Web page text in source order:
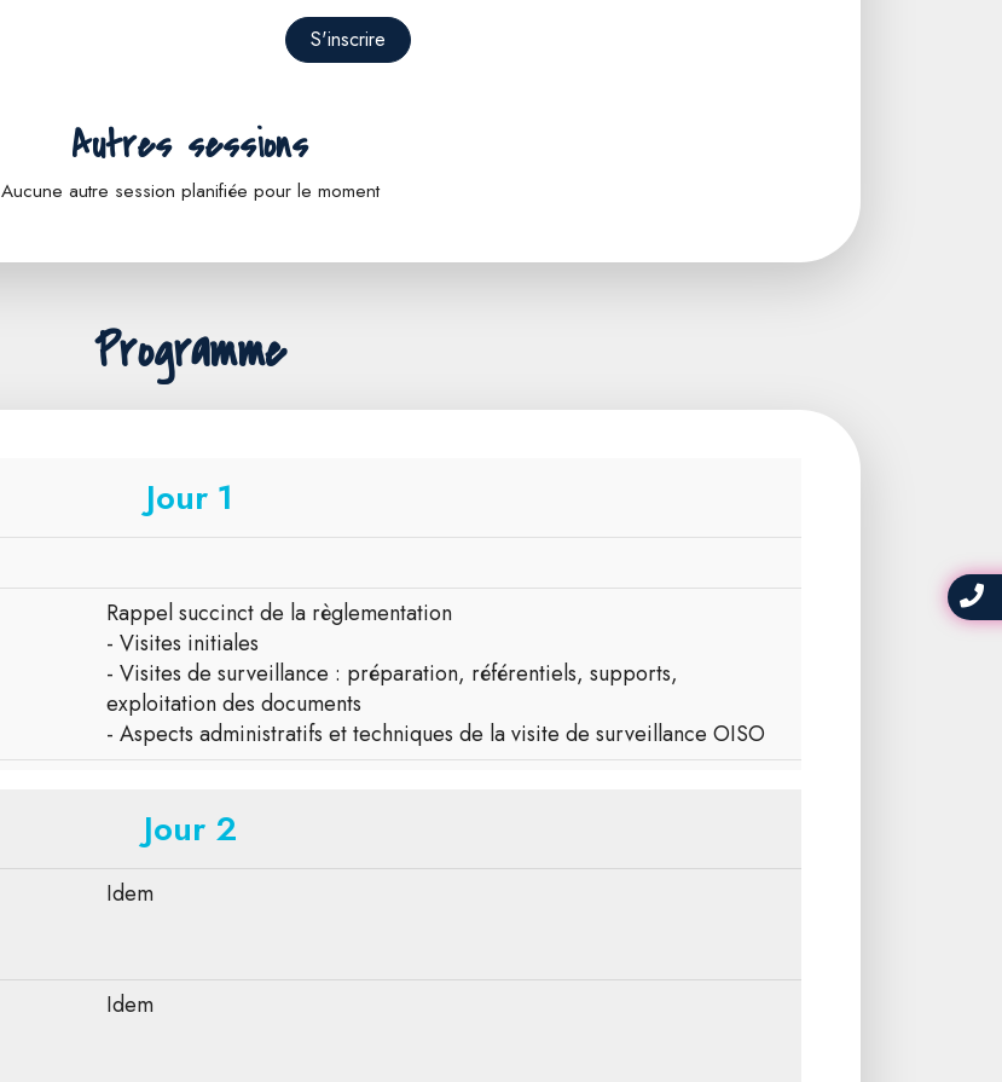
S'inscrire
Autres sessions
Aucune autre session planifiée pour le moment
Programme
Jour 1
Rappel succinct de la règlementation
- Visites initiales
- Visites de surveillance : préparation, référentiels, supports,
exploitation des documents
- Aspects administratifs et techniques de la visite de surveillance OISO
Jour 2
Idem
Idem